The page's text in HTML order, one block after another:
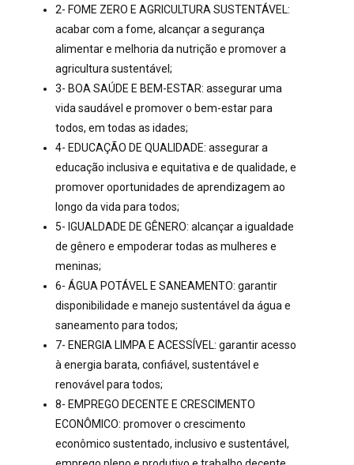
2- FOME ZERO E AGRICULTURA SUSTENTÁVEL:
acabar com a fome, alcançar a segurança
alimentar e melhoria da nutrição e promover a
agricultura sustentável;
3- BOA SAÚDE E BEM-ESTAR: assegurar uma
vida saudável e promover o bem-estar para
todos, em todas as idades;
4- EDUCAÇÃO DE QUALIDADE: assegurar a
educação inclusiva e equitativa e de qualidade, e
promover oportunidades de aprendizagem ao
longo da vida para todos;
5- IGUALDADE DE GÊNERO: alcançar a igualdade
de gênero e empoderar todas as mulheres e
meninas;
6- ÁGUA POTÁVEL E SANEAMENTO: garantir
disponibilidade e manejo sustentável da água e
saneamento para todos;
7- ENERGIA LIMPA E ACESSÍVEL: garantir acesso
à energia barata, confiável, sustentável e
renovável para todos;
8- EMPREGO DECENTE E CRESCIMENTO
ECONÔMICO: promover o crescimento
econômico sustentado, inclusivo e sustentável,